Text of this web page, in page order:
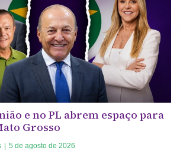
e no PL abrem espaço para
Grosso
5 de agosto de 2026